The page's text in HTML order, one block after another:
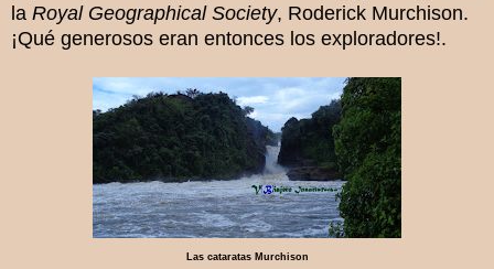
la Royal Geographical Society, Roderick Murchison.
¡Qué generosos eran entonces los exploradores!.
Las cataratas Murchison